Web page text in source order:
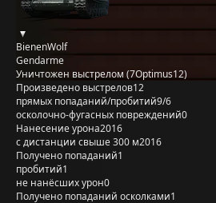
BienenWolf
Gendarme
Уничтожен выстрелом (7Optimus12)
Произведено выстрелов12
прямых попаданий/пробитий9/6
осколочно-фугасных повреждений0
Нанесение урона2016
с дистанции свыше 300 м2016
Получено попаданий1
пробитий1
не нанёсших урон0
Получено попаданий осколками1